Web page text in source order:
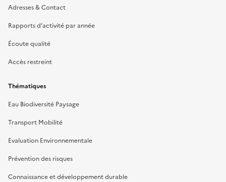
Adresses & Contact
Rapports d’activité par année
Écoute qualité
Accès restreint
Thématiques
Eau Biodiversité Paysage
Transport Mobilité
Evaluation Environnementale
Prévention des risques
Connaissance et développement durable